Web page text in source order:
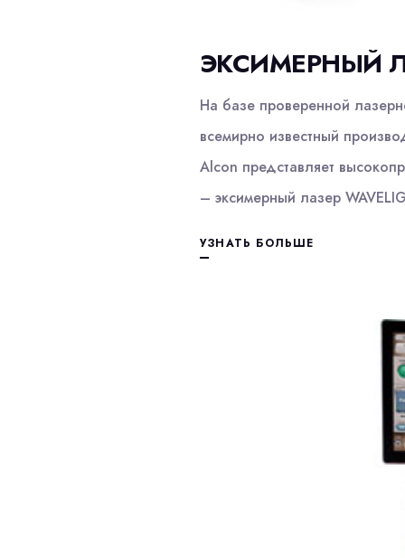
ЭКСИМЕРНЫЙ
На базе проверенной
всемирно известный
Alcon представляет
– эксимерный лазер
УЗНАТЬ БОЛЬШЕ